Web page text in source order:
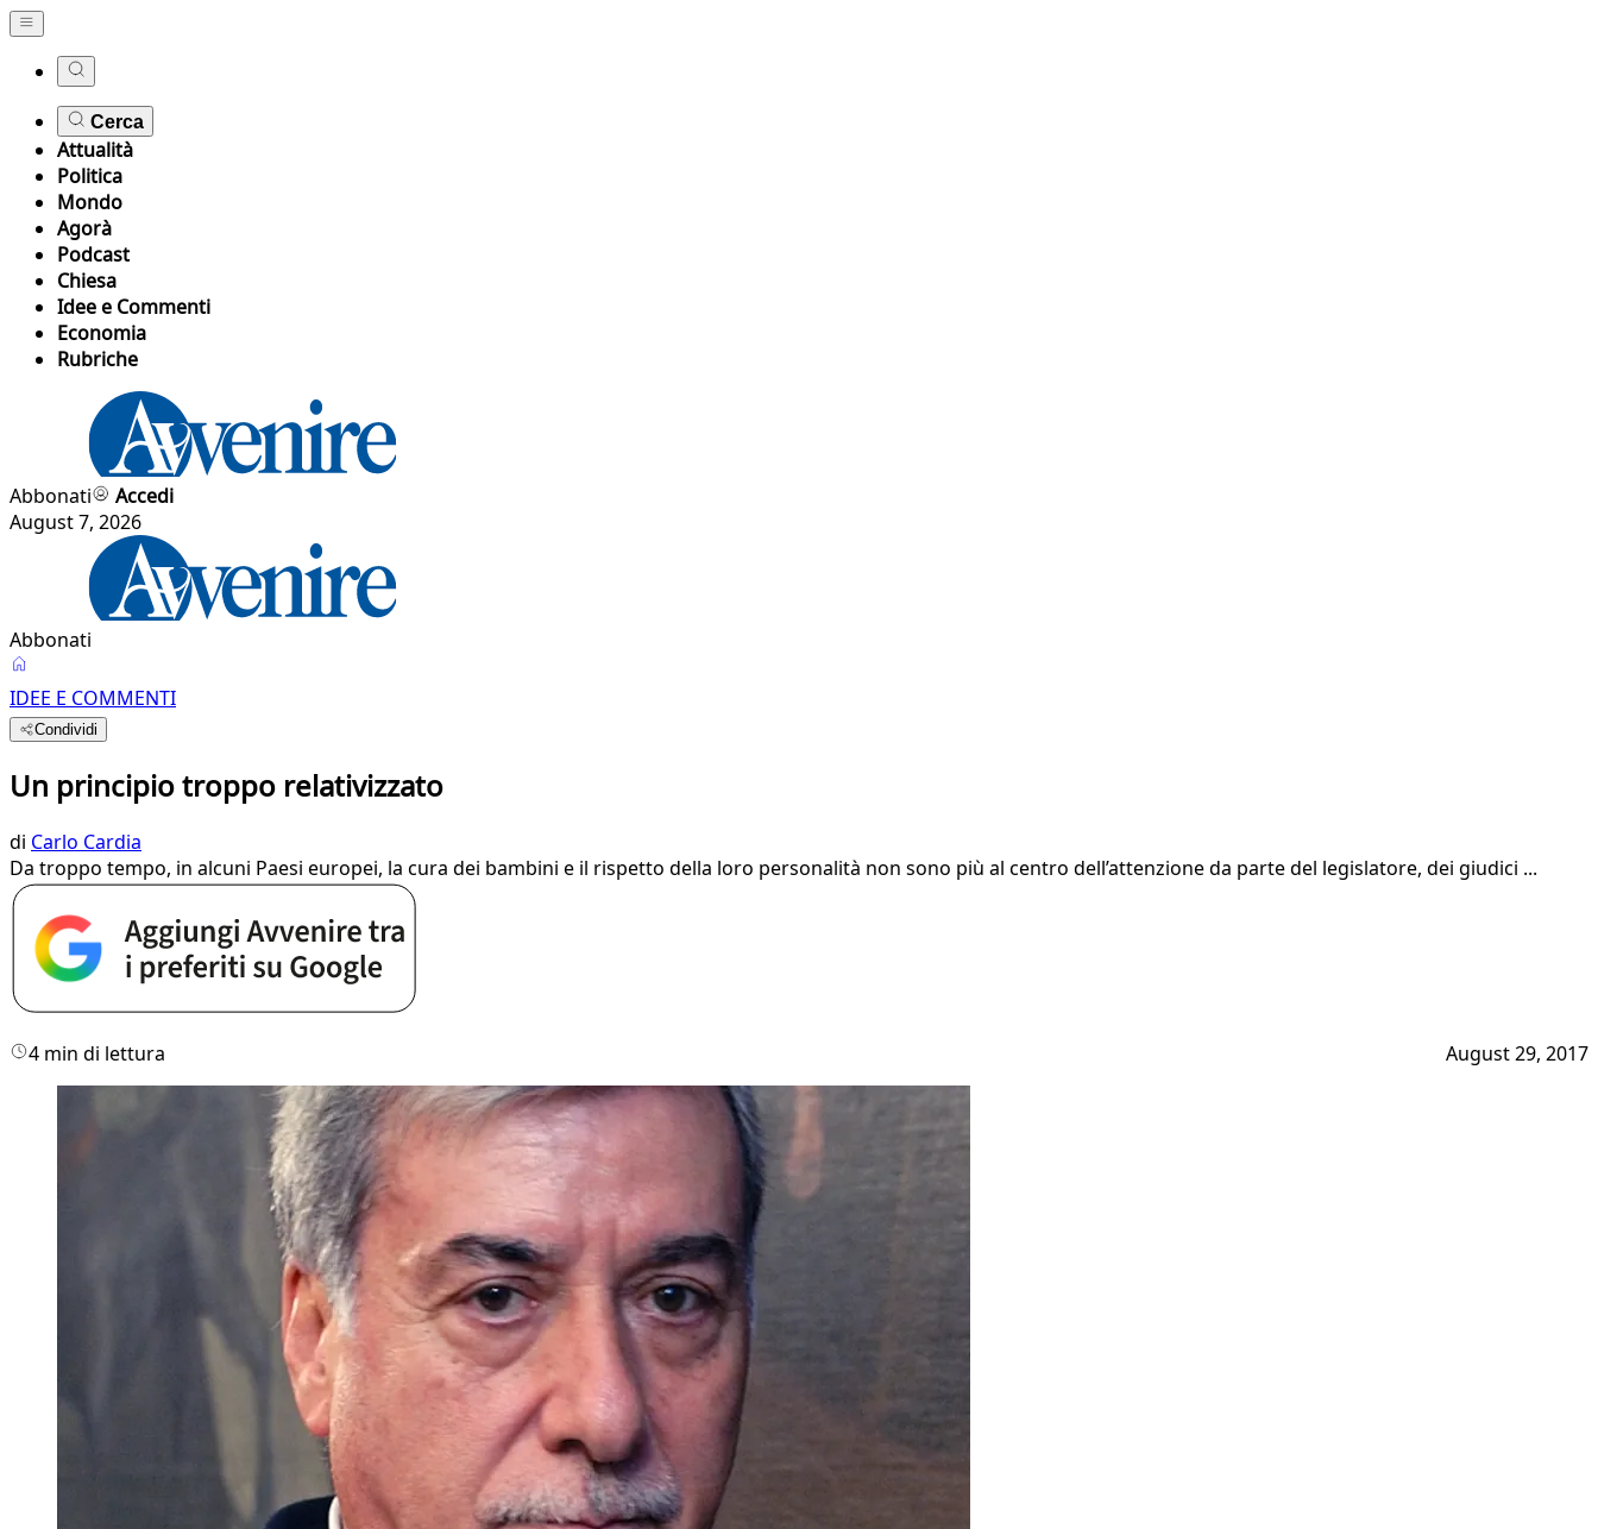
Cerca
Attualità
Politica
Mondo
Agorà
Podcast
Chiesa
Idee e Commenti
Economia
Rubriche
Abbonati
Accedi
August 7, 2026
Abbonati
IDEE E COMMENTI
Condividi
Un principio troppo relativizzato
di Carlo Cardia
Da troppo tempo, in alcuni Paesi europei, la cura dei bambini e il rispetto della loro personalità non sono più al centro dell’attenzione da parte del legislatore, dei giudici ...
4 min di lettura August 29, 2017